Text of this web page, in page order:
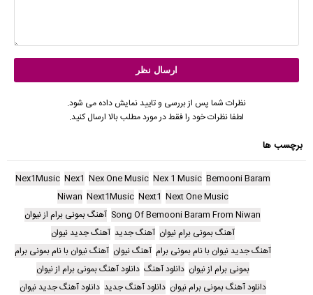
نظرات شما پس از بررسی و تایید نمایش داده می شود.
لطفا نظرات خود را فقط در مورد مطلب بالا ارسال کنید.
برچسب ها
Bemooni Baram
Nex 1 Music
Nex One Music
Nex1
Nex1Music
Next One Music
Next1
Next1Music
Niwan
Song Of Bemooni Baram From Niwan آهنگ بمونی برام از نیوان
آهنگ بمونی برام نیوان آهنگ جدید آهنگ جدید نیوان
آهنگ جدید نیوان با نام بمونی برام آهنگ نیوان آهنگ نیوان با نام بمونی برام
بمونی برام از نیوان دانلود آهنگ دانلود آهنگ بمونی برام از نیوان
دانلود آهنگ بمونی برام نیوان دانلود آهنگ جدید دانلود آهنگ جدید نیوان